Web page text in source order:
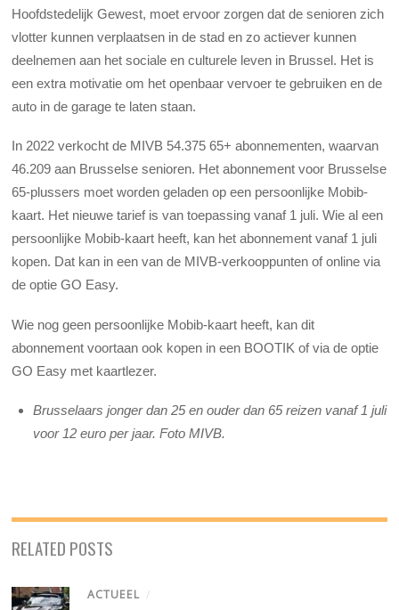
Hoofdstedelijk Gewest, moet ervoor zorgen dat de senioren zich
vlotter kunnen verplaatsen in de stad en zo actiever kunnen
deelnemen aan het sociale en culturele leven in Brussel. Het is
een extra motivatie om het openbaar vervoer te gebruiken en de
auto in de garage te laten staan.
In 2022 verkocht de MIVB 54.375 65+ abonnementen, waarvan
46.209 aan Brusselse senioren. ​Het abonnement voor Brusselse
65-plussers moet worden geladen op een persoonlijke Mobib-
kaart. Het nieuwe tarief is van toepassing vanaf 1 juli. Wie al een
persoonlijke Mobib-kaart heeft, kan het abonnement vanaf 1 juli
kopen. Dat kan in een van de MIVB-verkooppunten of online via
de optie GO Easy.
Wie nog geen persoonlijke Mobib-kaart heeft, kan dit
abonnement voortaan ook kopen in een BOOTIK of via de optie
GO Easy met kaartlezer.
Brusselaars jonger dan 25 en ouder dan 65 reizen vanaf 1 juli
voor 12 euro per jaar. Foto MIVB.
RELATED POSTS
ACTUEEL /